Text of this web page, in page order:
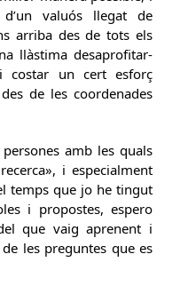
valuós llegat de
arriba des de tots els
llàstima desaprofitar-
costar un cert esforç
de les coordenades
amb les quals
i especialment
temps que jo he tingut
i propostes, espero
que vaig aprenent i
les preguntes que es